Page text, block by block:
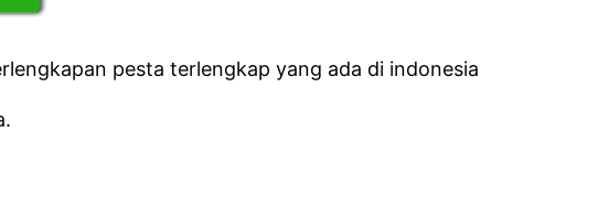
pesta terlengkap yang ada di indonesia